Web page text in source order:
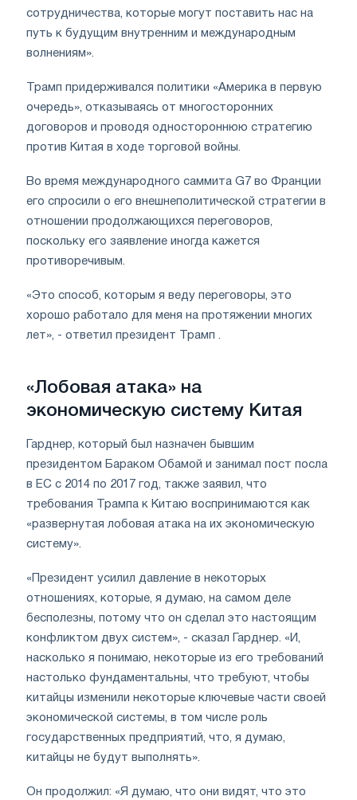
сотрудничества, которые могут поставить нас на
путь к будущим внутренним и международным
волнениям».
Трамп придерживался политики «Америка в первую
очередь», отказываясь от многосторонних
договоров и проводя одностороннюю стратегию
против Китая в ходе торговой войны.
Во время международного саммита G7 во Франции
его спросили о его внешнеполитической стратегии в
отношении продолжающихся переговоров,
поскольку его заявление иногда кажется
противоречивым.
«Это способ, которым я веду переговоры, это
хорошо работало для меня на протяжении многих
лет», - ответил президент Трамп .
«Лобовая атака» на
экономическую систему Китая
Гарднер, который был назначен бывшим
президентом Бараком Обамой и занимал пост посла
в ЕС с 2014 по 2017 год, также заявил, что
требования Трампа к Китаю воспринимаются как
«развернутая лобовая атака на их экономическую
систему».
«Президент усилил давление в некоторых
отношениях, которые, я думаю, на самом деле
бесполезны, потому что он сделал это настоящим
конфликтом двух систем», - сказал Гарднер. «И,
насколько я понимаю, некоторые из его требований
настолько фундаментальны, что требуют, чтобы
китайцы изменили некоторые ключевые части своей
экономической системы, в том числе роль
государственных предприятий, что, я думаю,
китайцы не будут выполнять».
Он продолжил: «Я думаю, что они видят, что это